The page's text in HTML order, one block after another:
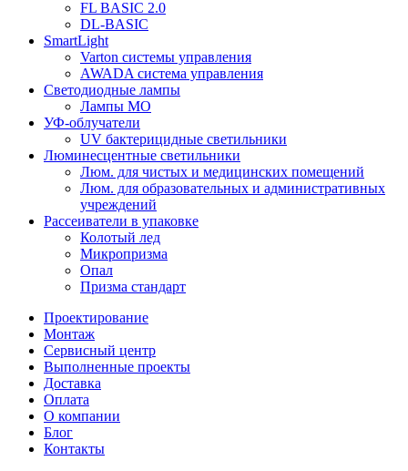
FL BASIC 2.0
DL-BASIC
SmartLight
Varton системы управления
AWADA система управления
Светодиодные лампы
Лампы МО
УФ-облучатели
UV бактерицидные светильники
Люминесцентные светильники
Люм. для чистых и медицинских помещений
Люм. для образовательных и административных
учреждений
Рассеиватели в упаковке
Колотый лед
Микропризма
Опал
Призма стандарт
Проектирование
Монтаж
Сервисный центр
Выполненные проекты
Доставка
Оплата
О компании
Блог
Контакты